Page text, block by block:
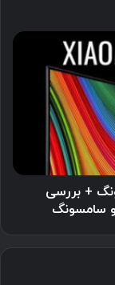
+ بررسی
سامسونگ